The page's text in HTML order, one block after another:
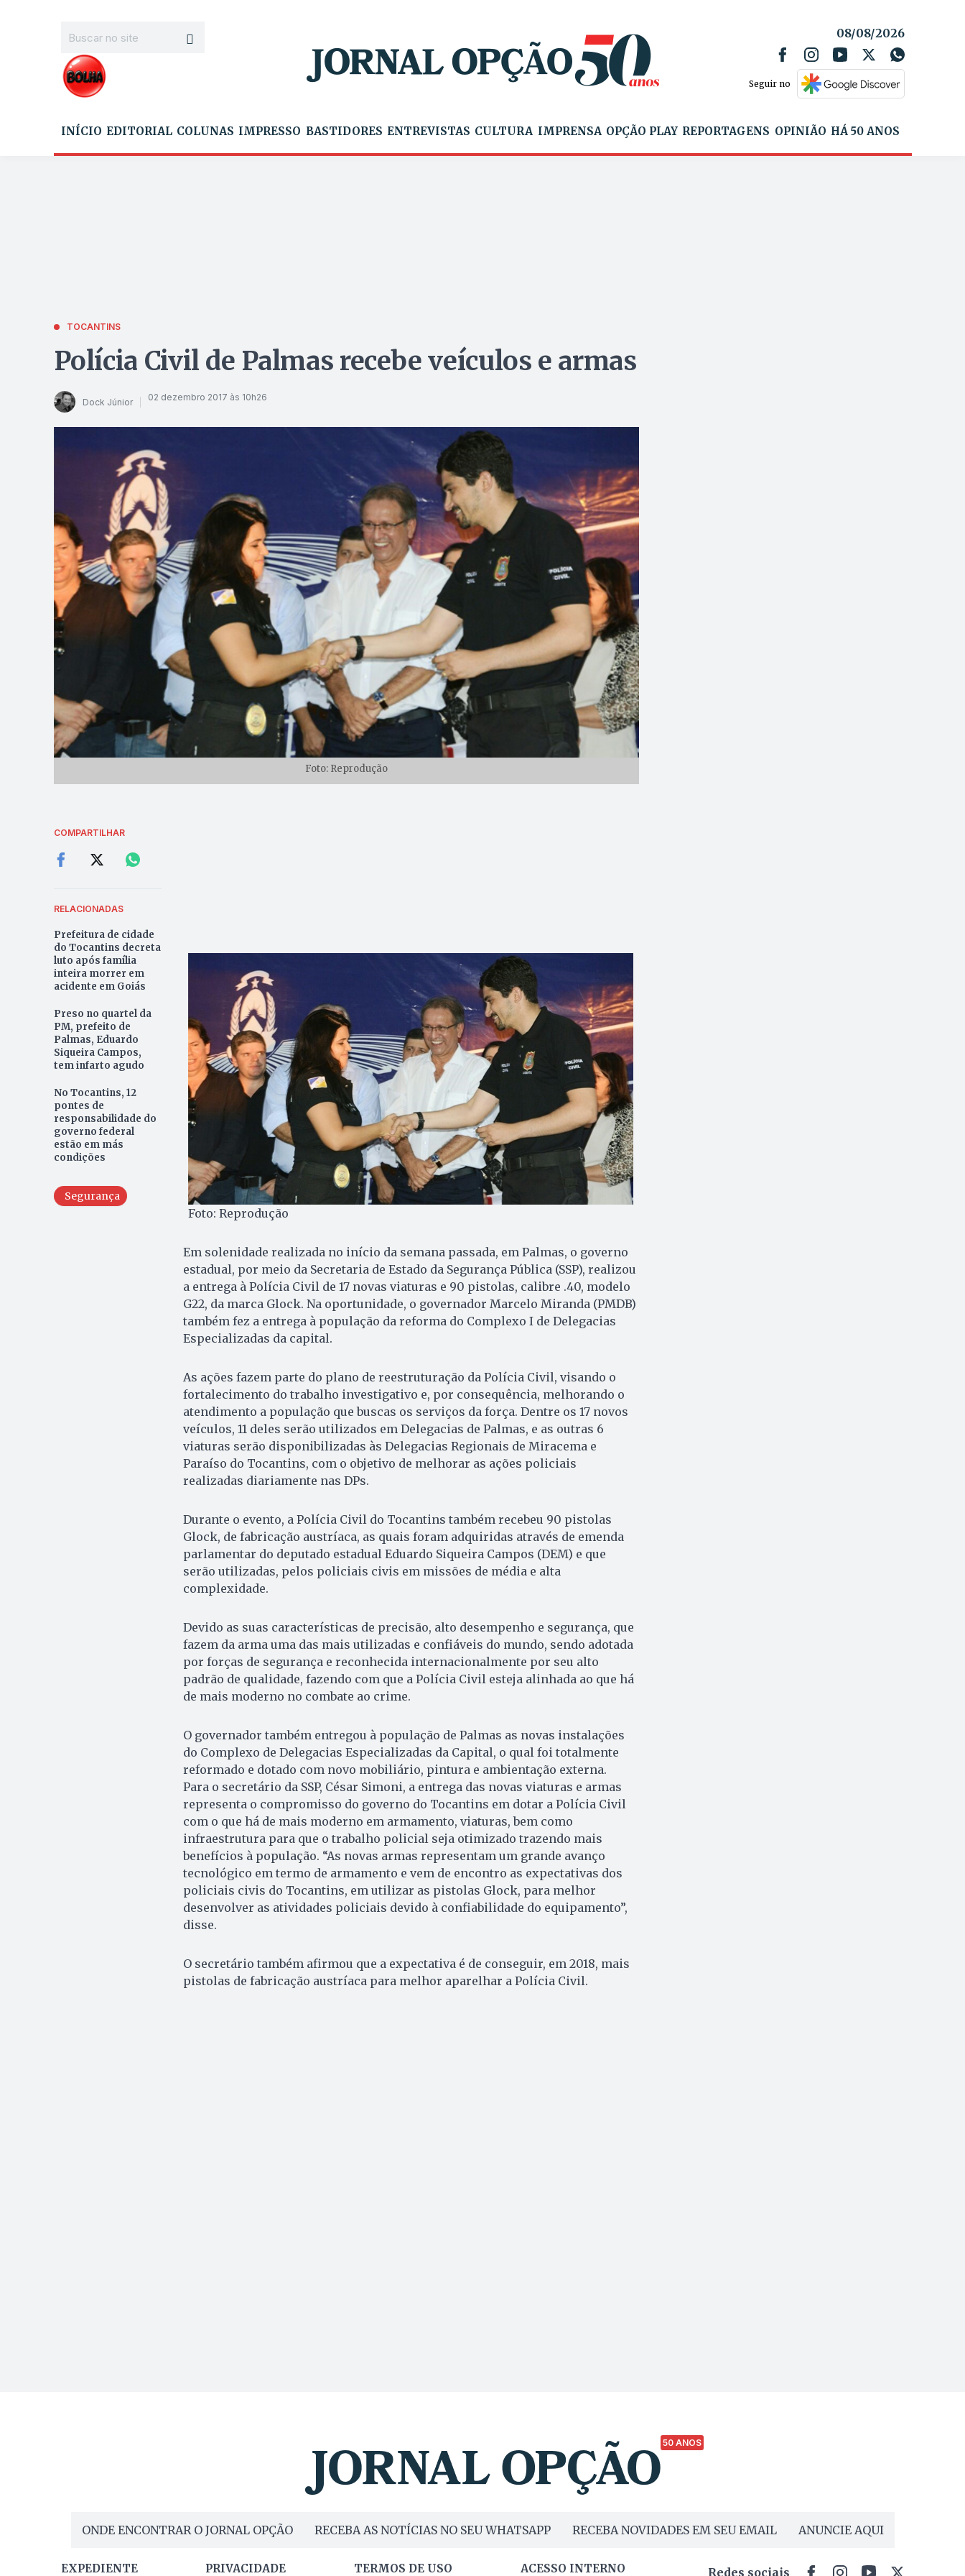
08/08/2026
Seguir no
INÍCIO EDITORIAL COLUNAS IMPRESSO BASTIDORES ENTREVISTAS CULTURA IMPRENSA OPÇÃO PLAY REPORTAGENS OPINIÃO HÁ 50 ANOS
TOCANTINS
Polícia Civil de Palmas recebe veículos e armas
Dock Júnior 02 dezembro 2017 às 10h26
Foto: Reprodução
COMPARTILHAR
RELACIONADAS
Prefeitura de cidade
do Tocantins decreta
luto após família
inteira morrer em
acidente em Goiás
Preso no quartel da
PM, prefeito de
Palmas, Eduardo
Siqueira Campos,
tem infarto agudo
No Tocantins, 12
pontes de
responsabilidade do
governo federal
estão em más
condições
Segurança
Foto: Reprodução
Em solenidade realizada no início da semana passada, em Palmas, o governo
estadual, por meio da Secretaria de Estado da Segurança Pública (SSP), realizou
a entrega à Polícia Civil de 17 novas viaturas e 90 pistolas, calibre .40, modelo
G22, da marca Glock. Na oportunidade, o governador Marcelo Miranda (PMDB)
também fez a entrega à população da reforma do Complexo I de Delegacias
Especializadas da capital.
As ações fazem parte do plano de reestruturação da Polícia Civil, visando o
fortalecimento do trabalho investigativo e, por consequência, melhorando o
atendimento a população que buscas os serviços da força. Dentre os 17 novos
veículos, 11 deles serão utilizados em Delegacias de Palmas, e as outras 6
viaturas serão disponibilizadas às Delegacias Regionais de Miracema e
Paraíso do Tocantins, com o objetivo de melhorar as ações policiais
realizadas diariamente nas DPs.
Durante o evento, a Polícia Civil do Tocantins também recebeu 90 pistolas
Glock, de fabricação austríaca, as quais foram adquiridas através de emenda
parlamentar do deputado estadual Eduardo Siqueira Campos (DEM) e que
serão utilizadas, pelos policiais civis em missões de média e alta
complexidade.
Devido as suas características de precisão, alto desempenho e segurança, que
fazem da arma uma das mais utilizadas e confiáveis do mundo, sendo adotada
por forças de segurança e reconhecida internacionalmente por seu alto
padrão de qualidade, fazendo com que a Polícia Civil esteja alinhada ao que há
de mais moderno no combate ao crime.
O governador também entregou à população de Palmas as novas instalações
do Complexo de Delegacias Especializadas da Capital, o qual foi totalmente
reformado e dotado com novo mobiliário, pintura e ambientação externa.
Para o secretário da SSP, César Simoni, a entrega das novas viaturas e armas
representa o compromisso do governo do Tocantins em dotar a Polícia Civil
com o que há de mais moderno em armamento, viaturas, bem como
infraestrutura para que o trabalho policial seja otimizado trazendo mais
benefícios à população. “As novas armas representam um grande avanço
tecnológico em termo de armamento e vem de encontro as expectativas dos
policiais civis do Tocantins, em utilizar as pistolas Glock, para melhor
desenvolver as atividades policiais devido à confiabilidade do equipamento”,
disse.
O secretário também afirmou que a expectativa é de conseguir, em 2018, mais
pistolas de fabricação austríaca para melhor aparelhar a Polícia Civil.
50 ANOS
ONDE ENCONTRAR O JORNAL OPÇÃO RECEBA AS NOTÍCIAS NO SEU WHATSAPP RECEBA NOVIDADES EM SEU EMAIL ANUNCIE AQUI
EXPEDIENTE PRIVACIDADE TERMOS DE USO ACESSO INTERNO Redes sociais